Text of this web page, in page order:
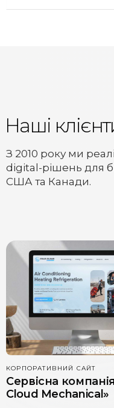
Наші
З 2010 року ми
digital-рішень для
США та Канади.
КОРПОРАТИВНИЙ САЙТ
Сервісна
Cloud Mechanical»